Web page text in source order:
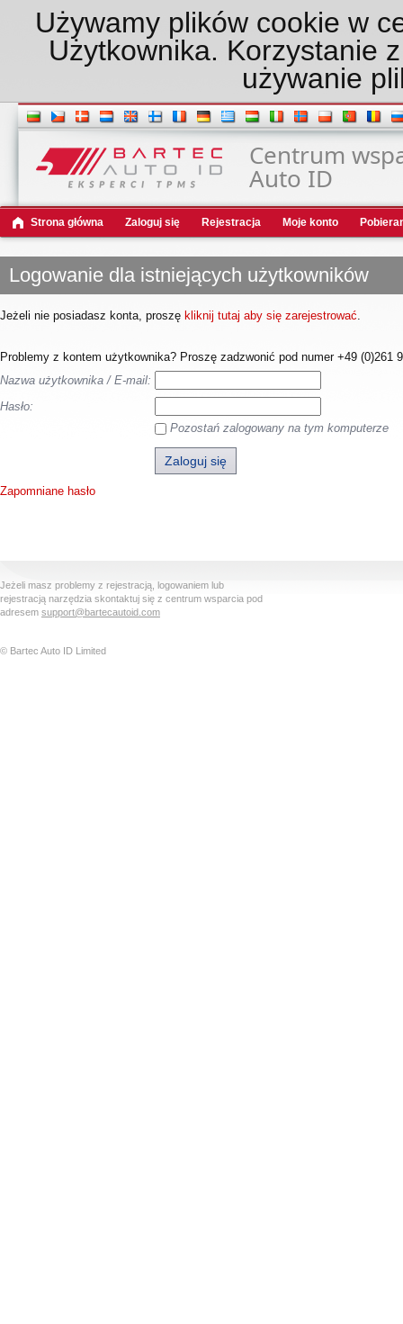
Używamy plików cookie w
Użytkownika. Korzystanie
używanie
Centrum
Auto ID
Strona główna Zaloguj się Rejestracja Moje konto
Logowanie dla istniejących użytkowników
Jeżeli nie posiadasz konta, proszę kliknij tutaj aby się zarejestrować.
Problemy z kontem użytkownika? Proszę zadzwonić pod numer +49 (0)261
Nazwa użytkownika / E-mail:
Hasło:
Pozostań zalogowany na tym komputerze
Zapomniane hasło
Jeżeli masz problemy z rejestracją, logowaniem lub
rejestracją narzędzia skontaktuj się z centrum wsparcia pod
adresem support@bartecautoid.com
© Bartec Auto ID Limited